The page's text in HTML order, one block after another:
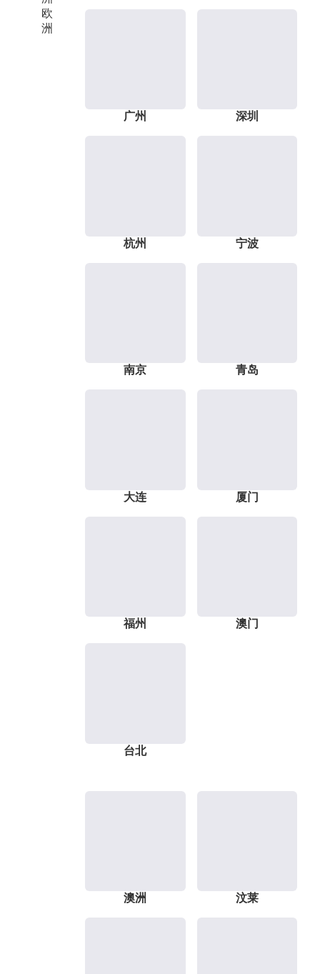
欧
洲
广州 深圳
杭州 宁波
南京 青岛
大连 厦门
福州 澳门
台北
澳洲 汶莱